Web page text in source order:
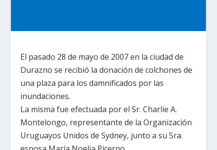
El pasado 28 de mayo de 2007 en la ciudad de
Durazno se recibió la donación de colchones de
una plaza para los damnificados por las
inundaciones.
La misma fue efectuada por el Sr. Charlie A.
Montelongo, representante de la Organización
Uruguayos Unidos de Sydney, junto a su Sra.